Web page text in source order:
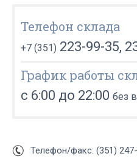
Телефон склада
+7 (351) 223-99-35,
График работы
с 6:00 до 22:00 без
Телефон/факс: (351)